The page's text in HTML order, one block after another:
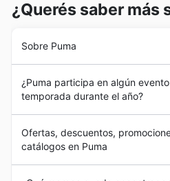
¿Querés saber más
Sobre Puma
de la marca en Alemania
nombre homónimo. Este animal
velocidad, fuerza y agilidad,
la compañía por ofrecer ropa y
para el deporte y la actividad
mundo es sponsor oficial de
¿Puma participa en algún
temporada durante el año?
eventos de rebajas de
Para aprovechar al máximo los
Ecuadory encontrar las
recomendamos consultar
Ofertas, descuentos,
catálogos en Puma